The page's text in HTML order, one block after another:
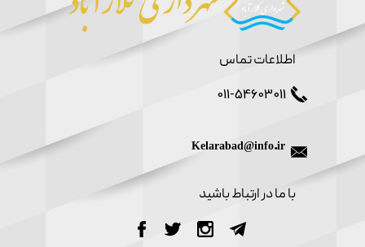
اطلاعات تماس
011-54603011
Kelarabad@info.ir
​با ما در ارتباط باشید